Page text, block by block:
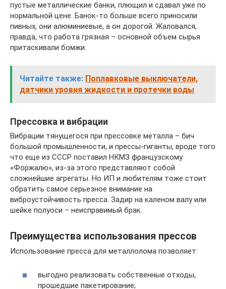
пустые металлические банки, плющил и сдавал уже по
нормальной цене. Банок-то больше всего приносили
пивных, они алюминиевые, а он дорогой. Жаловался,
правда, что работа грязная – основной объем сырья
притаскивали бомжи.
Читайте также: Поплавковые выключатели,
датчики уровня жидкости и протечки воды
Прессовка и вибрации
Вибрации тянущегося при прессовке металла – бич
большой промышленности, и прессы-гиганты, вроде того
что еще из СССР поставил НКМЗ французскому
«Форжалю», из-за этого представляют собой
сложнейшие агрегаты. Но ИП и любителям тоже стоит
обратить самое серьезное внимание на
виброустойчивость пресса. Задир на каленом валу или
шейке полуоси – неисправимый брак.
Преимущества использования прессов
Использование пресса для металлолома позволяет:
выгодно реализовать собственные отходы,
прошедшие пакетирование;